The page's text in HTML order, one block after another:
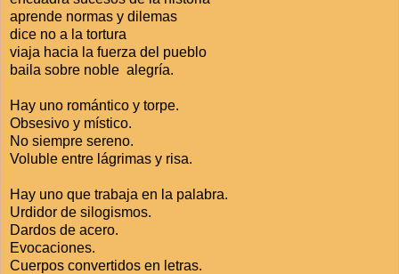
aprende normas y dilemas
dice no a la tortura
viaja hacia la fuerza del pueblo
baila sobre noble alegría.
Hay uno romántico y torpe.
Obsesivo y místico.
No siempre sereno.
Voluble entre lágrimas y risa.
Hay uno que trabaja en la palabra.
Urdidor de silogismos.
Dardos de acero.
Evocaciones.
Cuerpos convertidos en letras.